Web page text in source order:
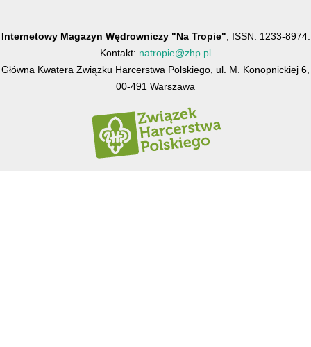
Internetowy Magazyn Wędrowniczy "Na Tropie" , ISSN: 1233-8974.
Kontakt: natropie@zhp.pl
Główna Kwatera Związku Harcerstwa Polskiego, ul. M. Konopnickiej 6,
00-491 Warszawa